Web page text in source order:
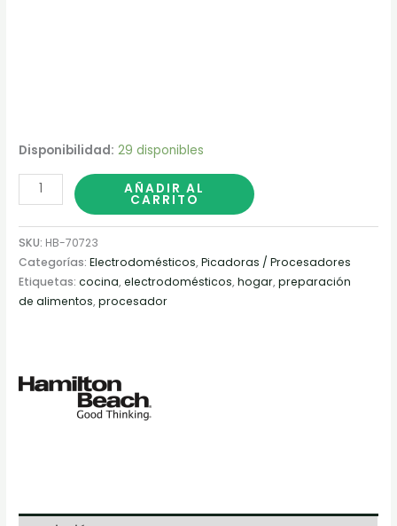
Disponibilidad: 29 disponibles
AÑADIR AL
CARRITO
SKU: HB-70723
Categorías:Electrodomésticos,Picadoras / Procesadores
Etiquetas:cocina,electrodomésticos,hogar,preparación
de alimentos,procesador